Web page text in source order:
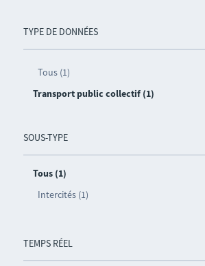
TYPE DE DONNÉES
Tous (1)
Transport public collectif (1)
SOUS-TYPE
Tous (1)
Intercités (1)
TEMPS RÉEL